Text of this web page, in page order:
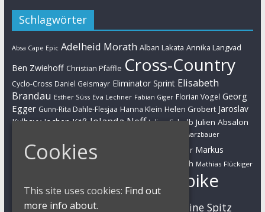
Schlagwörter
Absa Cape Epic Adelheid Morath Alban Lakata Annika Langvad
Ben Zwiehoff Christian Pfäffle Cross-Country
Cyclo-Cross Daniel Geismayr Eliminator Sprint Elisabeth
Brandau Esther Süss Eva Lechner Fabian Giger Florian Vogel Georg
Egger Gunn-Rita Dahle-Flesjaa Hanna Klein Helen Grobert Jaroslav
Kulhavy Jochen Käß Jolanda Neff Julian Schelb Julien Absalon
Luca Schwarzbauer
Manuel FumicMarathon Markus Bauer Markus
Kaufmann
Markus Schulte-Lünzum Martin Gluth Mathias Flückiger
Mountainbike
MTB Nadine Rieder Sabine Spitz
Cookies
This site uses cookies: Find out
more info about.